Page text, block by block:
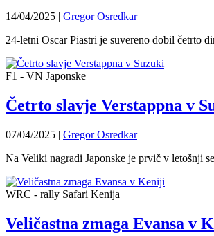
14/04/2025 | Gregor Osredkar
24-letni Oscar Piastri je suvereno dobil četrto
F1 - VN Japonske
Četrto slavje Verstappna v
07/04/2025 | Gregor Osredkar
Na Veliki nagradi Japonske je prvič v letošnji
WRC - rally Safari Kenija
Veličastna zmaga Evansa v